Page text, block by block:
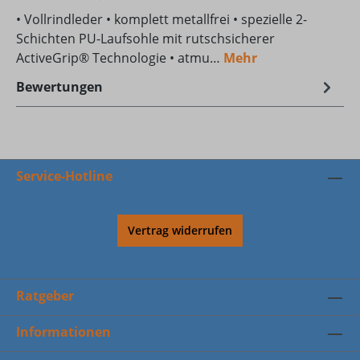
• Vollrindleder • komplett metallfrei • spezielle 2-
Schichten PU-Laufsohle mit rutschsicherer
ActiveGrip® Technologie • atmu… Mehr
Bewertungen
Service-Hotline
Vertrag widerrufen
Ratgeber
Informationen